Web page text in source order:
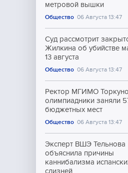
Общество
Культура
метровой вышки
Общество 06 Августа 13:47
Суд рассмотрит
Жилкина об убийстве
13 августа
Общество 06 Августа 13:47
Ректор МГИМО
олимпиадники заняли
бюджетных мест
Общество 06 Августа 13:47
Эксперт ВШЭ Тельнова
объяснила причины
каннибализма
слизней